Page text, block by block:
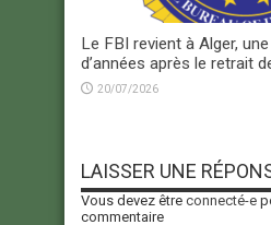
Le FBI revient à Alger,
d’années après le retrait
20/07/2026
LAISSER UNE
Vous devez être connecté-e
commentaire